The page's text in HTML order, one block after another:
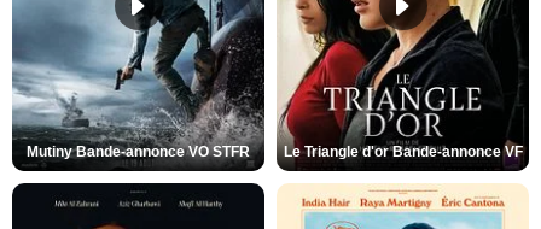
Mutiny Bande-annonce VO STFR Le Triangle d'or Bande-annonce VF